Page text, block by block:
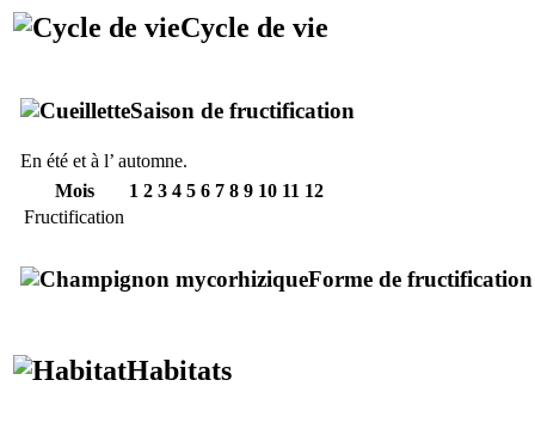
Cycle de vie
Saison de fructification
En été et à l’ automne.
Mois
1 2 3 4 5 6 7 8 9 10 11 12
Fructification
Forme de fructification
Habitats